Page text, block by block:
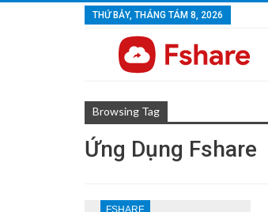
THỨ BẢY, THÁNG TÁM 8, 2026
Browsing Tag
Ứng Dụng Fshare
FSHARE